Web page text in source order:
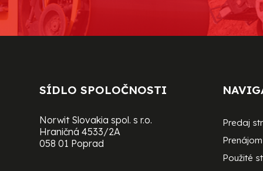
SÍDLO SPOLOČNOSTI
Norwit Slovakia spol. s r.o.
Hraničná 4533/2A
058 01 Poprad
Predaj
Použité